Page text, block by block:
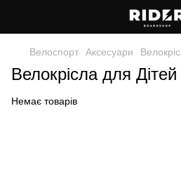
Велоспорт Аксесуари
Велокрісла для Дітей
Немає товарів